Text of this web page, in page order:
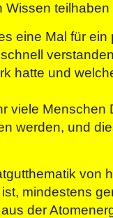
Wissen
eine Mal für ein
hatte und
viele Menschen
werden, und
von
mindestens
der